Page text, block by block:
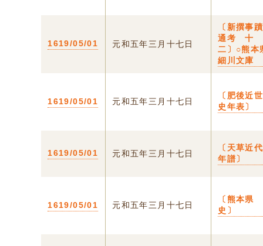
1619/05/01 元和五年三月十七日
〔新撰事蹟
通考 十
二〕○熊本
細川文庫
1619/05/01 元和五年三月十七日
〔肥後近世
史年表〕
1619/05/01 元和五年三月十七日
〔天草近代
年譜〕
1619/05/01 元和五年三月十七日
〔熊本県
史〕